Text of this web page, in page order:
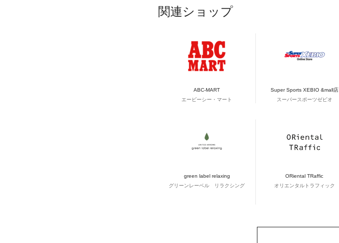
関連ショップ
ABC-MART
エービーシー・マート
Super Sports XEBIO &mall店
スーパースポーツゼビオ
green label relaxing
グリーンレーベル リラクシング
ORiental TRaffic
オリエンタルトラフィック